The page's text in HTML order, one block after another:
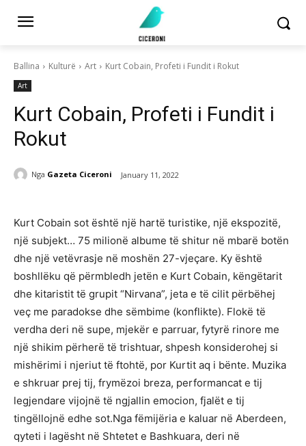
Ballina Kulturë Art Kurt Cobain, Profeti i Fundit i Rokut
Art
Kurt Cobain, Profeti i Fundit i
Rokut
Nga Gazeta Ciceroni January 11, 2022
Kurt Cobain sot është një hartë turistike, një ekspozitë,
një subjekt… 75 milionë albume të shitur në mbarë botën
dhe një vetëvrasje në moshën 27-vjeçare. Ky është
boshllëku që përmbledh jetën e Kurt Cobain, këngëtarit
dhe kitaristit të grupit “Nirvana”, jeta e të cilit përbëhej
veç me paradokse dhe sëmbime (konflikte). Flokë të
verdha deri në supe, mjekër e parruar, fytyrë rinore me
një shikim përherë të trishtuar, shpesh konsiderohej si
mishërimi i njeriut të ftohtë, por Kurtit aq i bënte. Muzika
e shkruar prej tij, frymëzoi breza, performancat e tij
legjendare vijojnë të ngjallin emocion, fjalët e tij
tingëllojnë edhe sot.Nga fëmijëria e kaluar në Aberdeen,
qyteti i lagësht në Shtetet e Bashkuara, deri në